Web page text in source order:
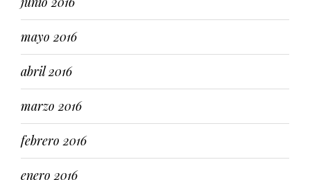
mayo 2016
abril 2016
marzo 2016
febrero 2016
enero 2016